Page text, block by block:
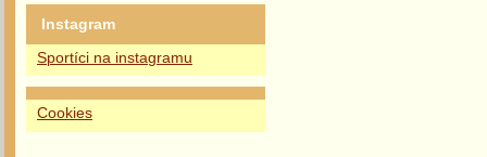
Instagram
Sportíci na instagramu
Cookies